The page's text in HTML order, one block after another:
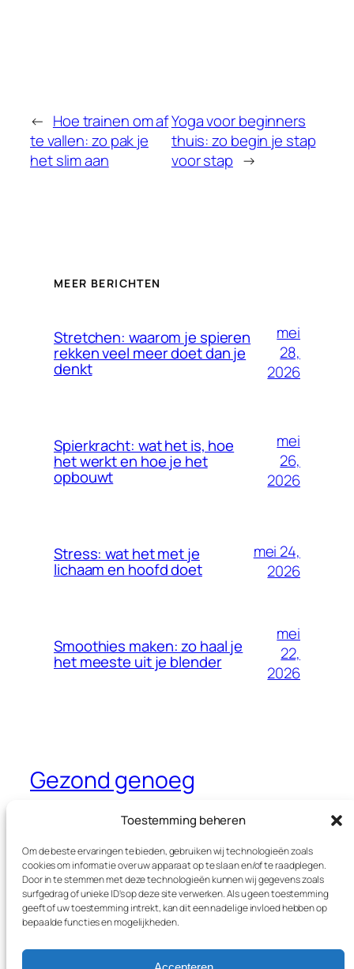
Toestemming beheren
Om de beste ervaringen te bieden, gebruiken wij technologieën zoals
cookies om informatie over uw apparaat op te slaan en/of te raadplegen.
Door in te stemmen met deze technologieën kunnen wij gegevens zoals
surfgedrag of unieke ID's op deze site verwerken. Als u geen toestemming
geeft of uw toestemming intrekt, kan dit een nadelige invloed hebben op
bepaalde functies en mogelijkheden.
← Hoe trainen om af
te vallen: zo pak je
het slim aan
Yoga voor beginners
thuis: zo begin je stap
voor stap →
MEER BERICHTEN
Stretchen: waarom je spieren
rekken veel meer doet dan je
denkt
mei
28,
2026
Spierkracht: wat het is, hoe
het werkt en hoe je het
opbouwt
mei
26,
2026
Stress: wat het met je
lichaam en hoofd doet
mei 24,
2026
Smoothies maken: zo haal je
het meeste uit je blender
mei
22,
2026
Gezond genoeg
Dé website waar je alles leest over
Blog
Over
Evenementen
Winkel